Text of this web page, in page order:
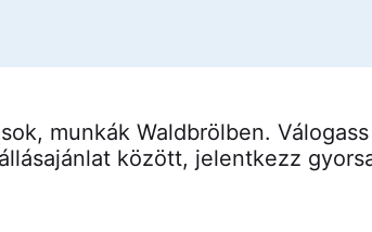
munkák Waldbrölben.
között, jelentkezz